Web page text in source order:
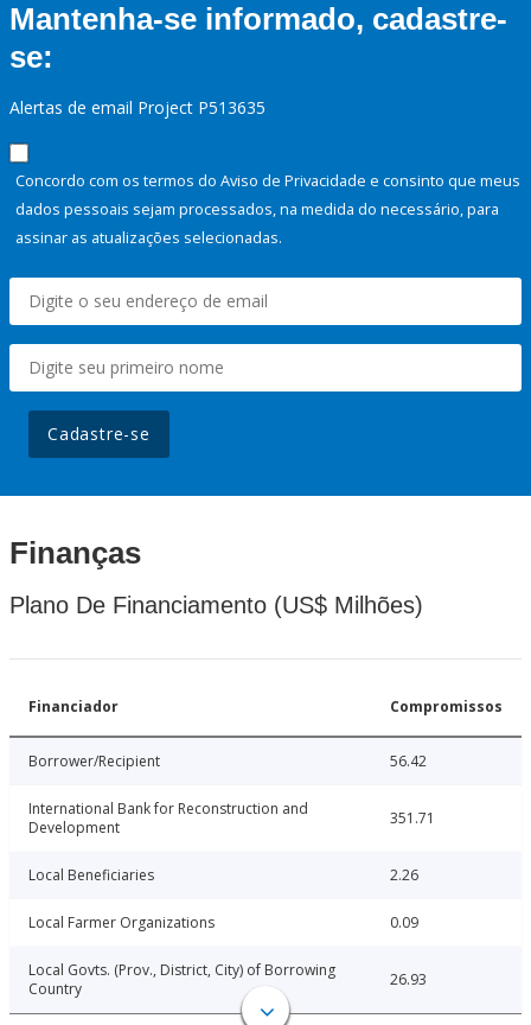
Mantenha-se informado, cadastre-
se:
Alertas de email Project P513635
Concordo com os termos do Aviso de Privacidade e consinto que meus
dados pessoais sejam processados, na medida do necessário, para
assinar as atualizações selecionadas.
Cadastre-se
Finanças
Plano De Financiamento (US$ Milhões)
Financiador Compromissos
Borrower/Recipient 56.42
International Bank for Reconstruction and
Development
351.71
Local Beneficiaries 2.26
Local Farmer Organizations 0.09
Local Govts. (Prov., District, City) of Borrowing
Country
26.93